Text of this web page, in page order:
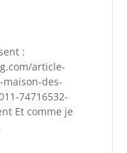
:
article-
des-
74716532-
Et comme je